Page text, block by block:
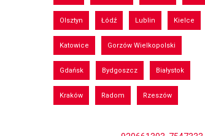
Olsztyn Łódź Lublin Kielce
Katowice Gorzów Wielkopolski
Gdańsk Bydgoszcz Białystok
Kraków Radom Rzeszów